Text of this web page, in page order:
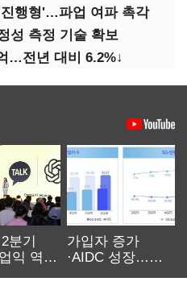
행형'…파업 여파 촉각
성 측정 기술 확보
…전년 대비 6.2%↓
분기
익 역대
가입자 증가
·AIDC 성장…